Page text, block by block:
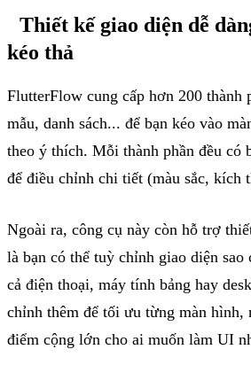
Thiết kế giao diện dễ
kéo thả
FlutterFlow cung cấp hơn 200 thành
mẫu, danh sách... để bạn kéo vào
theo ý thích. Mỗi thành phần đều có
để điều chỉnh chi tiết (màu sắc, kích
Ngoài ra, công cụ này còn hỗ trợ
là bạn có thể tuỳ chỉnh giao diện sao
cả điện thoại, máy tính bảng hay
chỉnh thêm để tối ưu từng màn hình,
điểm cộng lớn cho ai muốn làm UI